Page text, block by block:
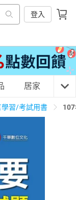
登入
親子玩具
居家 3C
學習/考試用書